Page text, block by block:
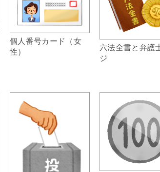
個人番号カード（女
性）
六法全書と弁護
ジ